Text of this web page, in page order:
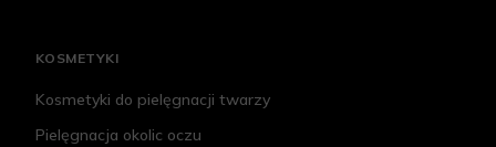
KOSMETYKI
Kosmetyki do pielęgnacji twarzy
Pielęgnacja okolic oczu